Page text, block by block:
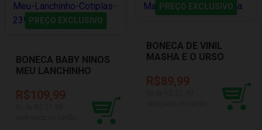
PREÇO EXCLUSIVO
BONECA BABY NINOS
MEU LANCHINHO
R$109,99
PREÇO EXCLUSIVO
BONECA DE VINIL
MASHA E O URSO
2404
R$89,99